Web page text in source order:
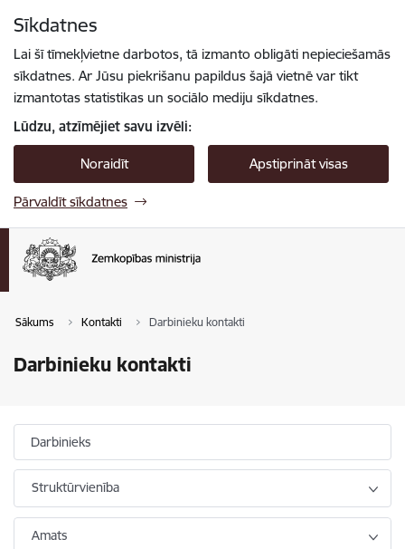
Sīkdatnes
Lai šī tīmekļvietne darbotos, tā izmanto obligāti nepieciešamās
sīkdatnes. Ar Jūsu piekrišanu papildus šajā vietnē var tikt
izmantotas statistikas un sociālo mediju sīkdatnes.
Lūdzu, atzīmējiet savu izvēli:
Noraidīt Apstiprināt visas
Pārvaldīt sīkdatnes
Sākums Kontakti Darbinieku kontakti
Darbinieku kontakti
Darbinieks
Struktūrvienība
Amats